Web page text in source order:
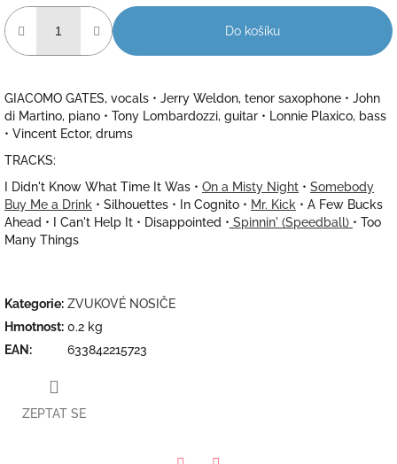
cena:
Do košíku
GIACOMO GATES, vocals • Jerry Weldon, tenor saxophone • John
di Martino, piano • Tony Lombardozzi, guitar • Lonnie Plaxico, bass
• Vincent Ector, drums
TRACKS:
I Didn't Know What Time It Was • On a Misty Night • Somebody
Buy Me a Drink • Silhouettes • In Cognito • Mr. Kick • A Few Bucks
Ahead • I Can't Help It • Disappointed • Spinnin' (Speedball) • Too
Many Things
Kategorie: ZVUKOVÉ NOSIČE
Hmotnost: 0.2 kg
EAN : 633842215723
ZEPTAT SE